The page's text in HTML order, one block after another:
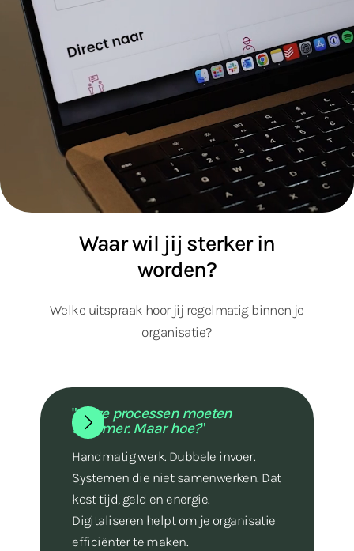
Waar wil jij sterker in
worden?
Welke uitspraak hoor jij regelmatig binnen je
organisatie?
"Onze processen moeten
slimmer. Maar hoe?"
Handmatig werk. Dubbele invoer.
Systemen die niet samenwerken. Dat
kost tijd, geld en energie.
Digitaliseren helpt om je organisatie
efficiënter te maken.